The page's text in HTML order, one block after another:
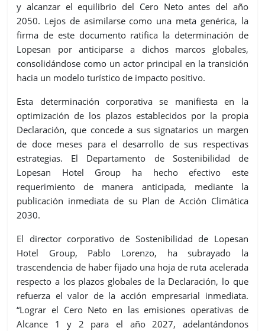
y alcanzar el equilibrio del Cero Neto antes del año
2050. Lejos de asimilarse como una meta genérica, la
firma de este documento ratifica la determinación de
Lopesan por anticiparse a dichos marcos globales,
consolidándose como un actor principal en la transición
hacia un modelo turístico de impacto positivo.
Esta determinación corporativa se manifiesta en la
optimización de los plazos establecidos por la propia
Declaración, que concede a sus signatarios un margen
de doce meses para el desarrollo de sus respectivas
estrategias. El Departamento de Sostenibilidad de
Lopesan Hotel Group ha hecho efectivo este
requerimiento de manera anticipada, mediante la
publicación inmediata de su Plan de Acción Climática
2030.
El director corporativo de Sostenibilidad de Lopesan
Hotel Group, Pablo Lorenzo, ha subrayado la
trascendencia de haber fijado una hoja de ruta acelerada
respecto a los plazos globales de la Declaración, lo que
refuerza el valor de la acción empresarial inmediata.
“Lograr el Cero Neto en las emisiones operativas de
Alcance 1 y 2 para el año 2027, adelantándonos